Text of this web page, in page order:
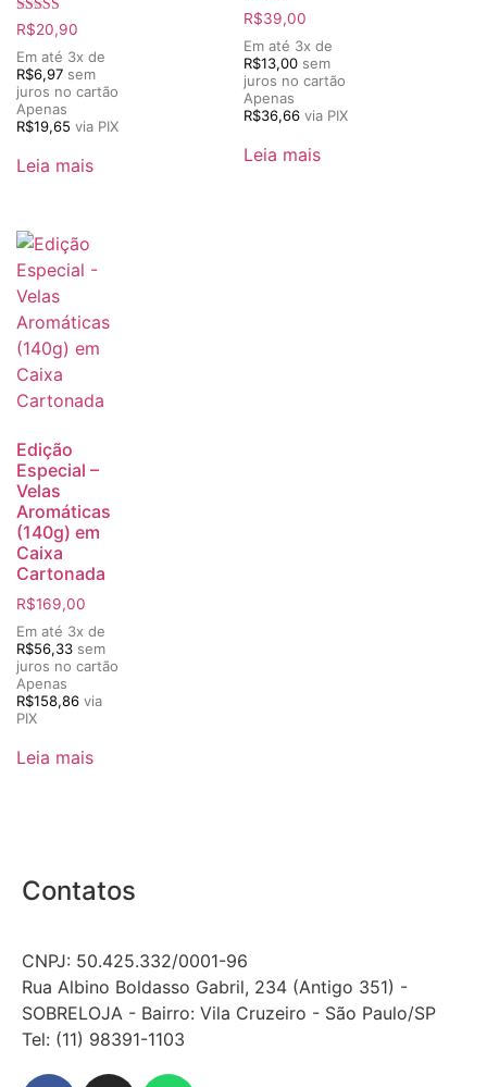
Avaliação
5.00
de 5
R$20,90
Em até 3x de
R$6,97 sem
juros no cartão
Apenas
R$19,65 via PIX
Leia mais
R$39,00
Em até 3x de
R$13,00 sem
juros no cartão
Apenas
R$36,66 via PIX
Leia mais
Edição
Especial –
Velas
Aromáticas
(140g) em
Caixa
Cartonada
R$169,00
Em até 3x de
R$56,33 sem
juros no cartão
Apenas
R$158,86 via
PIX
Leia mais
Contatos
CNPJ: 50.425.332/0001-96
Rua Albino Boldasso Gabril, 234 (Antigo 351) -
SOBRELOJA - Bairro: Vila Cruzeiro - São Paulo/SP
​​​​​​​​​​​​​​​​​​​​Tel: (11) 98391-1103